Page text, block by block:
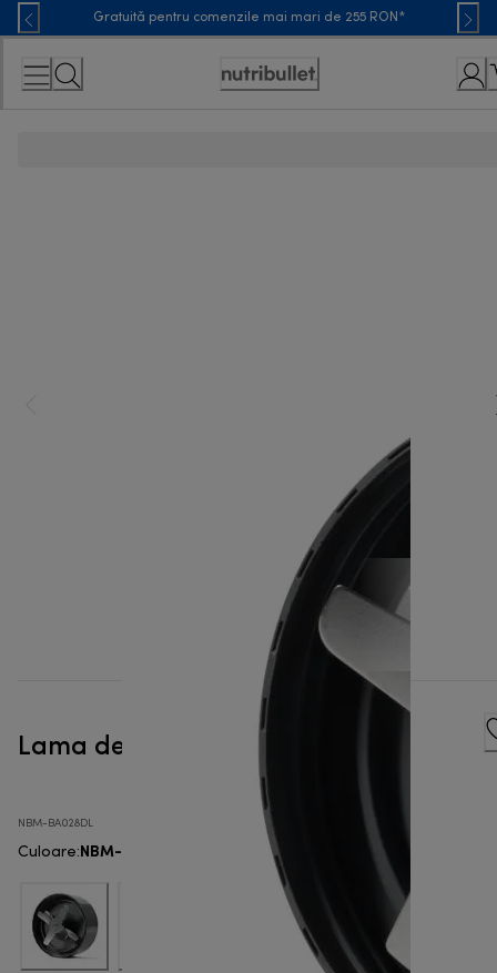
Skip
to
Content
Gratuită pentru comenzile mai mari de 255 RON*
Accessibility
Lama de feliere nutribullet®
NBM-BA028DL
Culoare:NBM-BA028DL